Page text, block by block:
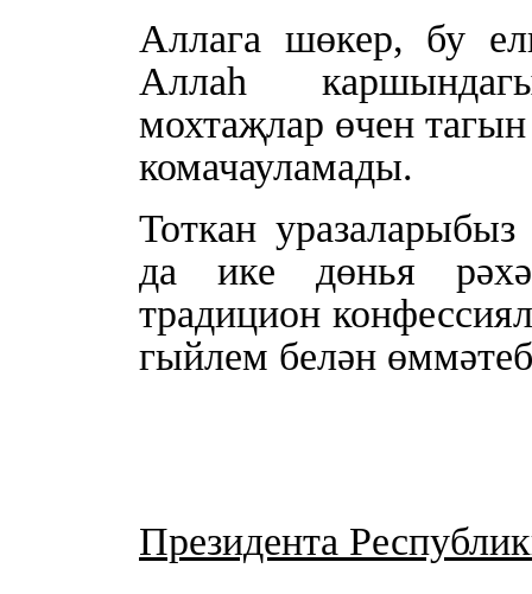
Аллага шөкер, бу
Аллаһ
мохтаҗлар өчен
комачауламады.
Тоткан
да ике дөнья
традицион
гыйлем белән
Президента